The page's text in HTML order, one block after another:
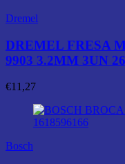
Dremel
DREMEL FRESA
9903 3.2MM 3UN
€11,27
Bosch